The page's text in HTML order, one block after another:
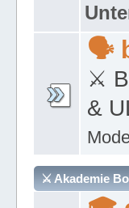
🗣
⚔
&
⚔ Akademie